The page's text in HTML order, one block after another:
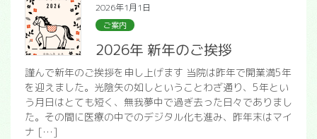
2026年1月1日
ご案内
2026年 新年のご挨拶
謹んで新年のご挨拶を申し上げます 当院は昨年で開業満5年
を迎えました。光陰矢の如しということわざ通り、5年とい
う月日はとても短く、無我夢中で過ぎ去った日々でありまし
た。その間に医療の中でのデジタル化も進み、昨年末はマイ
ナ […]